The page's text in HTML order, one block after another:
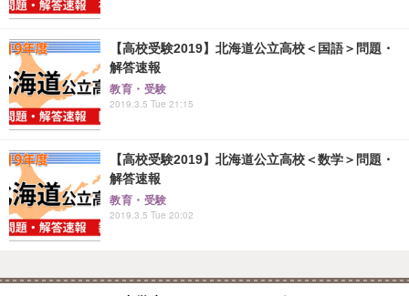
【高校受験2019】北海道公立高校＜国語＞問題・
解答速報
教育・受験
2019.3.5 Tue 21:15
【高校受験2019】北海道公立高校＜数学＞問題・
解答速報
教育・受験
2019.3.5 Tue 20:02